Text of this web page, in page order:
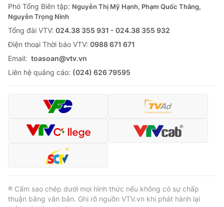
Thị trường
Tư vấn
Lịch phát sóng
Chuyên mục khác
Emagazine Podcast
Video Shorts video
VTV Money
VTV Sức khoẻ Bất động sản
Phó Tổng Biên tập: Nguyễn Thị Mỹ Hạnh, Phạm Quốc Thắng,
Nguyễn Trọng Ninh
Tổng đài VTV: 024.38 355 931 - 024.38 355 932
Ðiện thoại Thời báo VTV: 0988 671 671
Email: toasoan@vtv.vn
Liên hệ quảng cáo: (024) 626 79595
® Cấm sao chép dưới mọi hình thức nếu không có sự chấp
thuận bằng văn bản. Ghi rõ nguồn VTV.vn khi phát hành lại